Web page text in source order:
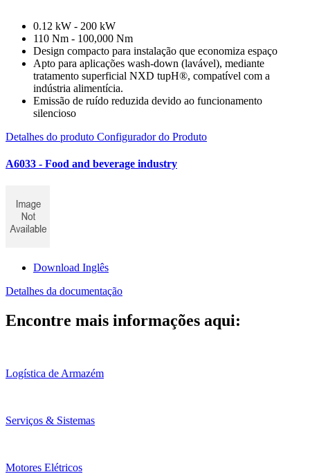
0.12 kW - 200 kW
110 Nm - 100,000 Nm
Design compacto para instalação que economiza espaço
Apto para aplicações wash-down (lavável), mediante
tratamento superficial NXD tupH®, compatível com a
indústria alimentícia.
Emissão de ruído reduzida devido ao funcionamento
silencioso
Detalhes do produto Configurador do Produto
A6033 - Food and beverage industry
Download Inglês
Detalhes da documentação
Encontre mais informações aqui:
Logística de Armazém
Serviços & Sistemas
Motores Elétricos